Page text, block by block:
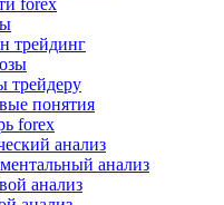
forex
трейдинг
трейдеру
понятия
forex
анализ
анализ
анализ